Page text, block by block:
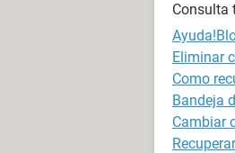
Consulta
Eliminar
Como
Bandeja
Cambiar